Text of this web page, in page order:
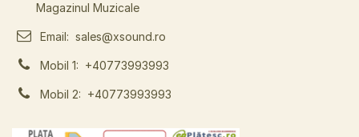
Magazinul Muzicale
Email: sales@xsound.ro
Mobil 1: +40773993993
Mobil 2: +40773993993